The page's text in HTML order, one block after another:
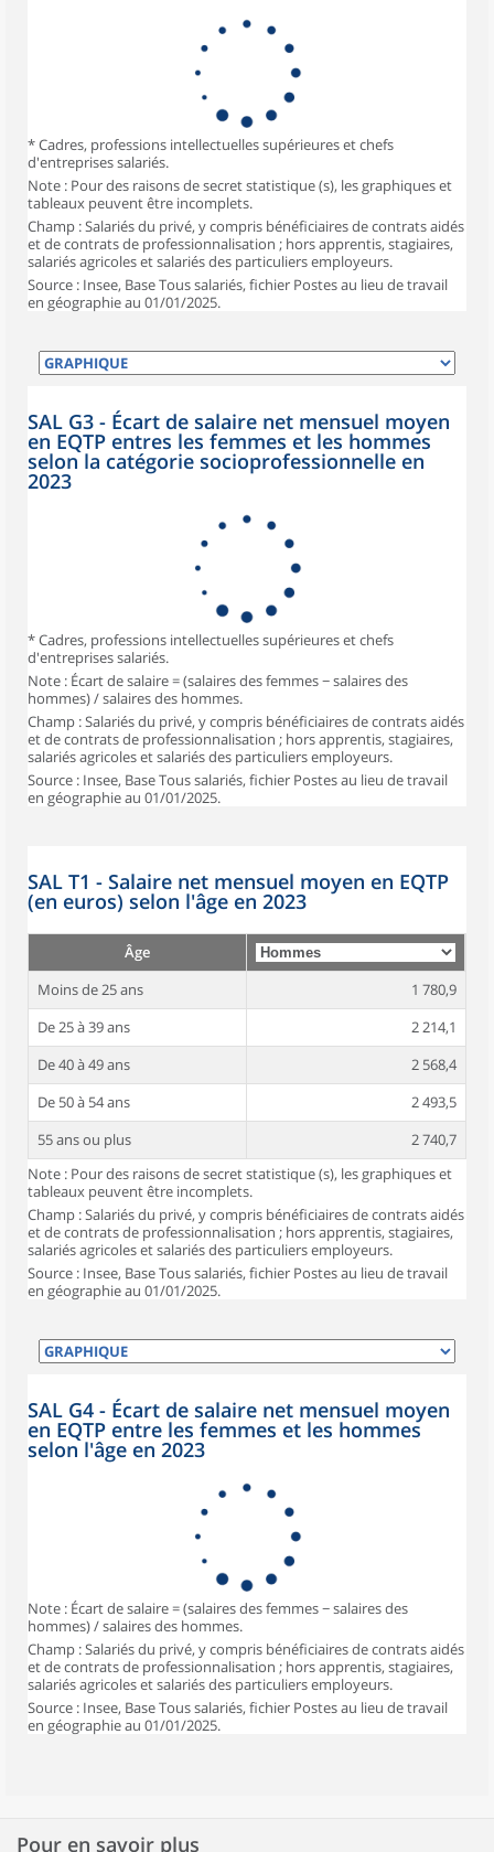
* Cadres, professions intellectuelles supérieures et chefs
d'entreprises salariés.
Note : Pour des raisons de secret statistique (s), les graphiques et
tableaux peuvent être incomplets.
Champ : Salariés du privé, y compris bénéficiaires de contrats aidés
et de contrats de professionnalisation ; hors apprentis, stagiaires,
salariés agricoles et salariés des particuliers employeurs.
Source : Insee, Base Tous salariés, fichier Postes au lieu de travail
en géographie au 01/01/2025.
SAL G3 - Écart de salaire net mensuel moyen
en EQTP entres les femmes et les hommes
selon la catégorie socioprofessionnelle en
2023
* Cadres, professions intellectuelles supérieures et chefs
d'entreprises salariés.
Note : Écart de salaire = (salaires des femmes − salaires des
hommes) / salaires des hommes.
Champ : Salariés du privé, y compris bénéficiaires de contrats aidés
et de contrats de professionnalisation ; hors apprentis, stagiaires,
salariés agricoles et salariés des particuliers employeurs.
Source : Insee, Base Tous salariés, fichier Postes au lieu de travail
en géographie au 01/01/2025.
SAL T1 - Salaire net mensuel moyen en EQTP
(en euros) selon l'âge en 2023
Âge
Moins de 25 ans
1 780,9
De 25 à 39 ans
2 214,1
De 40 à 49 ans
2 568,4
De 50 à 54 ans
2 493,5
55 ans ou plus
2 740,7
Note : Pour des raisons de secret statistique (s), les graphiques et
tableaux peuvent être incomplets.
Champ : Salariés du privé, y compris bénéficiaires de contrats aidés
et de contrats de professionnalisation ; hors apprentis, stagiaires,
salariés agricoles et salariés des particuliers employeurs.
Source : Insee, Base Tous salariés, fichier Postes au lieu de travail
en géographie au 01/01/2025.
SAL G4 - Écart de salaire net mensuel moyen
en EQTP entre les femmes et les hommes
selon l'âge en 2023
Note : Écart de salaire = (salaires des femmes − salaires des
hommes) / salaires des hommes.
Champ : Salariés du privé, y compris bénéficiaires de contrats aidés
et de contrats de professionnalisation ; hors apprentis, stagiaires,
salariés agricoles et salariés des particuliers employeurs.
Source : Insee, Base Tous salariés, fichier Postes au lieu de travail
en géographie au 01/01/2025.
Pour en savoir plus